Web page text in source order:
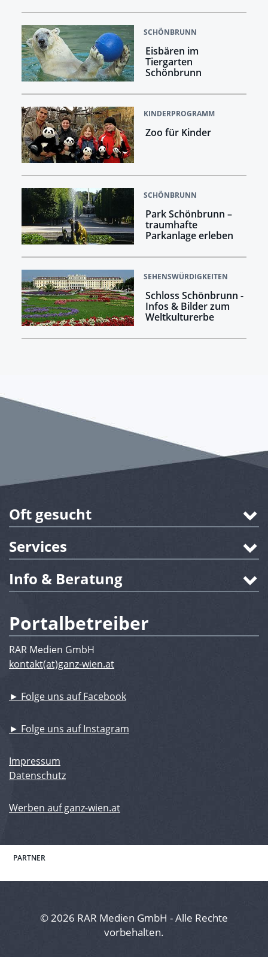
SCHÖNBRUNN
Eisbären im
Tiergarten
Schönbrunn
KINDERPROGRAMM
Zoo für Kinder
SCHÖNBRUNN
Park Schönbrunn –
traumhafte
Parkanlage erleben
SEHENSWÜRDIGKEITEN
Schloss Schönbrunn -
Infos & Bilder zum
Weltkulturerbe
Oft gesucht
Services
Info & Beratung
Portalbetreiber
RAR Medien GmbH
kontakt(at)ganz-wien.at
► Folge uns auf Facebook
► Folge uns auf Instagram
Impressum
Datenschutz
Werben auf ganz-wien.at
PARTNER
© 2026 RAR Medien GmbH - Alle Rechte
vorbehalten.